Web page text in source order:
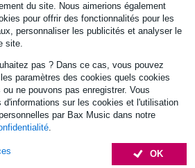
du site. Nous aimerions également
pour offrir des fonctionnalités pour les
personnaliser les publicités et analyser le
site.
pas ? Dans ce cas, vous pouvez
paramètres des cookies quels cookies
ne pouvons pas enregistrer. Vous
d'informations sur les cookies et l'utilisation
par Bax Music dans notre
.
OK
du produit